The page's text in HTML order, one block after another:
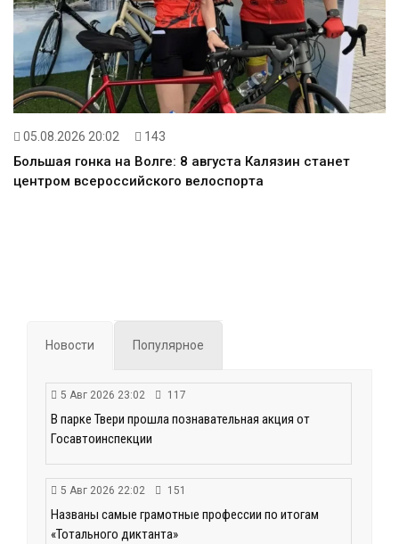
05.08.2026 20:02 143
Большая гонка на Волге: 8 августа Калязин станет
центром всероссийского велоспорта
Новости Популярное
5 Авг 2026 23:02 117
В парке Твери прошла познавательная акция от
Госавтоинспекции
5 Авг 2026 22:02 151
Названы самые грамотные профессии по итогам
«Тотального диктанта»